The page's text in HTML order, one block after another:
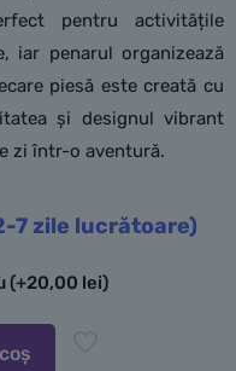
pentru activitățile
iar penarul organizează
piesă este creată cu
și designul vibrant
zi într-o aventură.
7 zile lucrătoare)
(+20,00 lei)